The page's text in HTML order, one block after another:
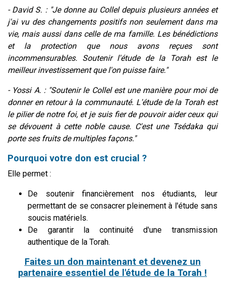
- David S. : "Je donne au Collel depuis plusieurs années et
j'ai vu des changements positifs non seulement dans ma
vie, mais aussi dans celle de ma famille. Les bénédictions
et la protection que nous avons reçues sont
incommensurables. Soutenir l'étude de la Torah est le
meilleur investissement que l'on puisse faire."
- Yossi A. : "Soutenir le Collel est une manière pour moi de
donner en retour à la communauté. L'étude de la Torah est
le pilier de notre foi, et je suis fier de pouvoir aider ceux qui
se dévouent à cette noble cause. C'est une Tsédaka qui
porte ses fruits de multiples façons."
Pourquoi votre don est crucial ?
Elle permet :
De soutenir financièrement nos étudiants, leur
permettant de se consacrer pleinement à l'étude sans
soucis matériels.
De garantir la continuité d'une transmission
authentique de la Torah.
Faites un don maintenant et devenez un
partenaire essentiel de l'étude de la Torah !